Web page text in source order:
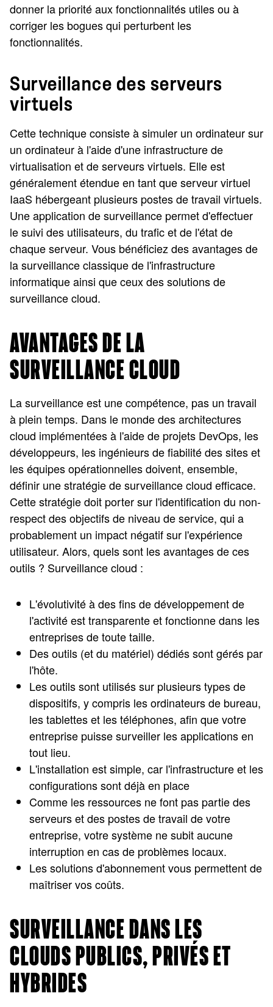
donner la priorité aux fonctionnalités utiles ou à
corriger les bogues qui perturbent les
fonctionnalités.
Surveillance des serveurs
virtuels
Cette technique consiste à simuler un ordinateur sur
un ordinateur à l'aide d'une infrastructure de
virtualisation et de serveurs virtuels. Elle est
généralement étendue en tant que serveur virtuel
IaaS hébergeant plusieurs postes de travail virtuels.
Une application de surveillance permet d'effectuer
le suivi des utilisateurs, du trafic et de l'état de
chaque serveur. Vous bénéficiez des avantages de
la surveillance classique de l'infrastructure
informatique ainsi que ceux des solutions de
surveillance cloud.
AVANTAGES DE LA
SURVEILLANCE CLOUD
La surveillance est une compétence, pas un travail
à plein temps. Dans le monde des architectures
cloud implémentées à l'aide de projets DevOps, les
développeurs, les ingénieurs de fiabilité des sites et
les équipes opérationnelles doivent, ensemble,
définir une stratégie de surveillance cloud efficace.
Cette stratégie doit porter sur l'identification du non-
respect des objectifs de niveau de service, qui a
probablement un impact négatif sur l'expérience
utilisateur. Alors, quels sont les avantages de ces
outils ? Surveillance cloud :
L'évolutivité à des fins de développement de
l'activité est transparente et fonctionne dans les
entreprises de toute taille.
Des outils (et du matériel) dédiés sont gérés par
l'hôte.
Les outils sont utilisés sur plusieurs types de
dispositifs, y compris les ordinateurs de bureau,
les tablettes et les téléphones, afin que votre
entreprise puisse surveiller les applications en
tout lieu.
L'installation est simple, car l'infrastructure et les
configurations sont déjà en place
Comme les ressources ne font pas partie des
serveurs et des postes de travail de votre
entreprise, votre système ne subit aucune
interruption en cas de problèmes locaux.
Les solutions d'abonnement vous permettent de
maîtriser vos coûts.
SURVEILLANCE DANS LES
CLOUDS PUBLICS, PRIVÉS ET
HYBRIDES